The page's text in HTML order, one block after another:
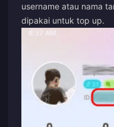
username atau nama
dipakai untuk top up.